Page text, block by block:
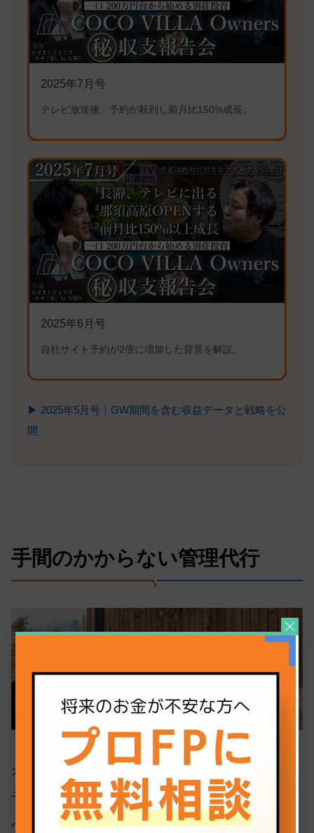
2025年7月号
テレビ放送後、予約が殺到し前月比150%成長。
2025年6月号
自社サイト予約が2倍に増加した背景を解説。
▶︎ 2025年5月号｜GW期間を含む収益データと戦略を公
開
手間のかからない管理代行
オーナー自身が運営する必要はありません。
予約管理・清掃手配・料金調整・集客などはす
べてココザスが代行します。